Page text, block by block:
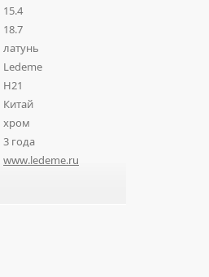
15.4
18.7
латунь
Ledeme
H21
Китай
хром
3 года
www.ledeme.ru